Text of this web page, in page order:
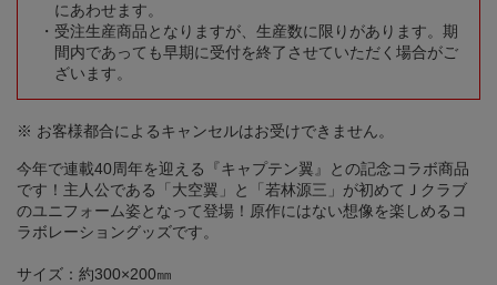
にあわせます。
受注生産商品となりますが、生産数に限りがあります。期
間内であっても早期に受付を終了させていただく場合がご
ざいます。
※ お客様都合によるキャンセルはお受けできません。
今年で連載40周年を迎える『キャプテン翼』との記念コラボ商品
です！主人公である「大空翼」と「若林源三」が初めてＪクラブ
のユニフォーム姿となって登場！原作にはない想像を楽しめるコ
ラボレーショングッズです。
サイズ：約300×200㎜